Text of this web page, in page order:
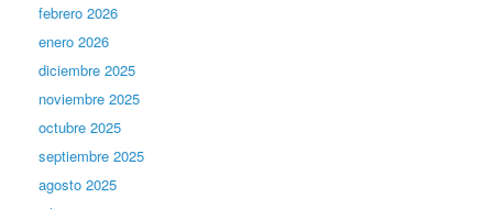
febrero 2026
enero 2026
diciembre 2025
noviembre 2025
octubre 2025
septiembre 2025
agosto 2025